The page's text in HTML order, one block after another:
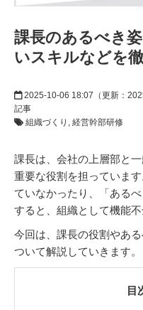
課長のあるべき
いスキルなどを徹
2025-10-06 18:07 （更新：
記事
組織づくり
経営幹部研修
課長は、会社の上層部と
重要な役割を担っていま
ていなかったり、「ある
すると、組織として機能不
今回は、課長の役割やあ
ついて解説していきます。
目